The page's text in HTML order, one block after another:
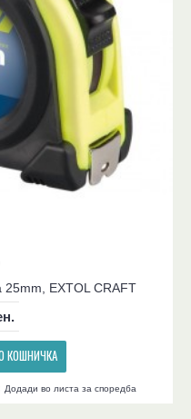
EXTOL CRAFT
КОШНИЧКА
Додади во листа за споредба